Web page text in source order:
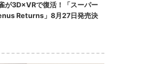
が3D×VRで復活！「スーパー
Returns」8月27日発売決